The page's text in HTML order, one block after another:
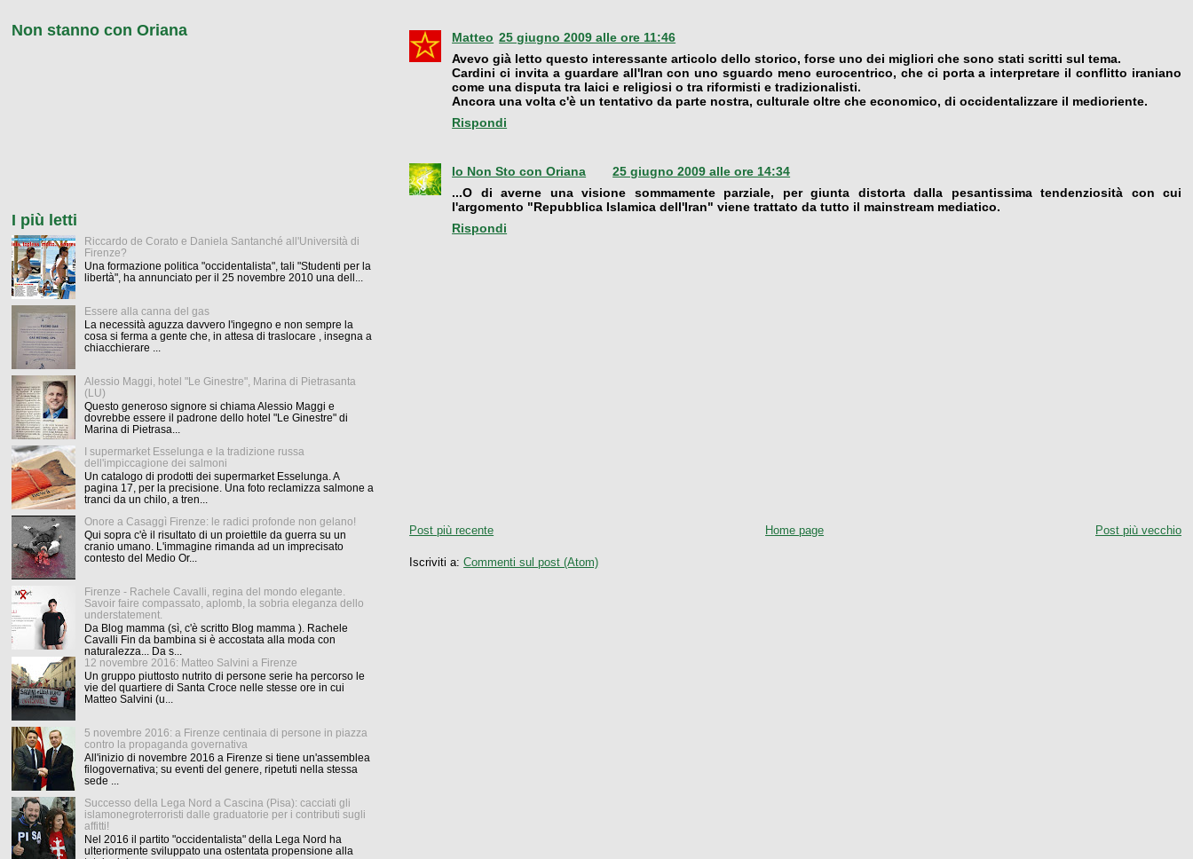
Matteo 25 giugno 2009 alle ore 11:46
Avevo già letto questo interessante articolo dello storico, forse uno dei migliori che sono stati scritti sul tema.
Cardini ci invita a guardare all'Iran con uno sguardo meno eurocentrico, che ci porta a interpretare il conflitto iraniano
come una disputa tra laici e religiosi o tra riformisti e tradizionalisti.
Ancora una volta c'è un tentativo da parte nostra, culturale oltre che economico, di occidentalizzare il medioriente.
Rispondi
Io Non Sto con Oriana
25 giugno 2009 alle ore 14:34
...O di averne una visione sommamente parziale, per giunta distorta dalla pesantissima tendenziosità con cui
l'argomento "Repubblica Islamica dell'Iran" viene trattato da tutto il mainstream mediatico.
Rispondi
Post più recente Post più vecchio
Home page
Iscriviti a:Commenti sul post (Atom)
Non stanno con Oriana
I più letti
Riccardo de Corato e Daniela Santanché all'Università di
Firenze?
Una formazione politica "occidentalista", tali "Studenti per la
libertà", ha annunciato per il 25 novembre 2010 una dell...
Essere alla canna del gas
La necessità aguzza davvero l'ingegno e non sempre la
cosa si ferma a gente che, in attesa di traslocare , insegna a
chiacchierare ...
Alessio Maggi, hotel "Le Ginestre", Marina di Pietrasanta
(LU)
Questo generoso signore si chiama Alessio Maggi e
dovrebbe essere il padrone dello hotel "Le Ginestre" di
Marina di Pietrasa...
I supermarket Esselunga e la tradizione russa
dell'impiccagione dei salmoni
Un catalogo di prodotti dei supermarket Esselunga. A
pagina 17, per la precisione. Una foto reclamizza salmone a
tranci da un chilo, a tren...
Onore a Casaggì Firenze: le radici profonde non gelano!
Qui sopra c'è il risultato di un proiettile da guerra su un
cranio umano. L'immagine rimanda ad un imprecisato
contesto del Medio Or...
Firenze - Rachele Cavalli, regina del mondo elegante.
Savoir faire compassato, aplomb, la sobria eleganza dello
understatement.
Da Blog mamma (sì, c'è scritto Blog mamma ). Rachele
Cavalli Fin da bambina si è accostata alla moda con
naturalezza... Da s...
12 novembre 2016: Matteo Salvini a Firenze
Un gruppo piuttosto nutrito di persone serie ha percorso le
vie del quartiere di Santa Croce nelle stesse ore in cui
Matteo Salvini (u...
5 novembre 2016: a Firenze centinaia di persone in piazza
contro la propaganda governativa
All'inizio di novembre 2016 a Firenze si tiene un'assemblea
filogovernativa; su eventi del genere, ripetuti nella stessa
sede ...
Successo della Lega Nord a Cascina (Pisa): cacciati gli
islamonegroterroristi dalle graduatorie per i contributi sugli
affitti!
Nel 2016 il partito "occidentalista" della Lega Nord ha
ulteriormente sviluppato una ostentata propensione alla